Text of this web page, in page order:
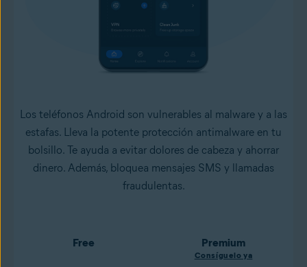
Los teléfonos Android son vulnerables al malware y a las
estafas. Lleva la potente protección antimalware en tu
bolsillo. Te ayuda a evitar dolores de cabeza y ahorrar
dinero. Además, bloquea mensajes SMS y llamadas
fraudulentas.
Free Premium
Consíguelo ya